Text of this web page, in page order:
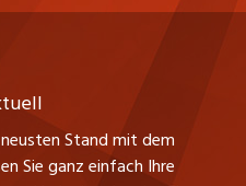
und diverse Beratungs-
Wir
Ihre fachlichen als
stetig
Stand mit dem
Sie ganz einfach Ihre